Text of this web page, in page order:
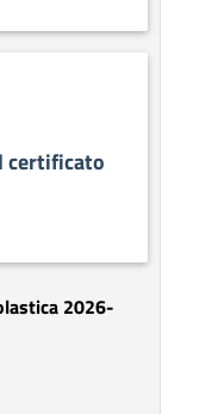
certificato
2026-